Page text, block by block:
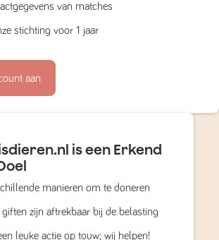
van matches
stichting voor 1 jaar
aan
is een Erkend
manieren om te doneren
giften zijn aftrekbaar bij de belasting
leuke actie op touw; wij helpen!